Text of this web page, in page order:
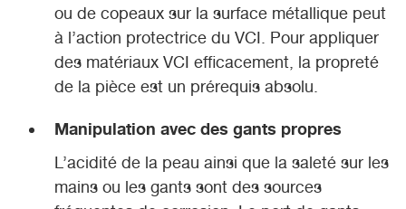
ou de copeaux sur la surface métallique peut
à l’action protectrice du VCI. Pour appliquer
des matériaux VCI efficacement, la propreté
de la pièce est un prérequis absolu.
Manipulation avec des gants propres
L’acidité de la peau ainsi que la saleté sur les
mains ou les gants sont des sources